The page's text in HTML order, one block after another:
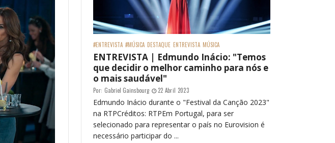
#ENTREVISTA #MÚSICA DESTAQUE ENTREVISTA MÚSICA
ENTREVISTA | Edmundo Inácio: "Temos
que decidir o melhor caminho para nós e
o mais saudável"
Por: Gabriel Gainsbourg 22 Abril 2023
Edmundo Inácio durante o "Festival da Canção 2023"
na RTPCréditos: RTPEm Portugal, para ser
selecionado para representar o país no Eurovision é
necessário participar do ...